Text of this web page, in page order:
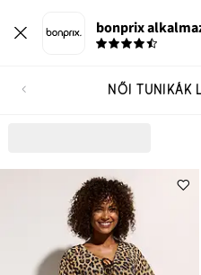
bonprix
NŐI TUNIKÁK